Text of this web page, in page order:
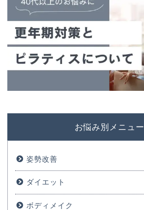
お悩み別メニュー
姿勢改善
ダイエット
ボディメイク